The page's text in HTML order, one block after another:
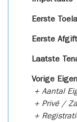
Eerste
Eerste
Laatste
Vorige
+ Aantal
+ Privé /
+